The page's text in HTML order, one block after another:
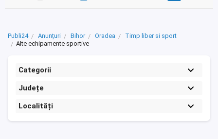
Publi24 Anunțuri Bihor Oradea
Timp liber si sport
Alte echipamente sportive
Categorii
Județe
Localități